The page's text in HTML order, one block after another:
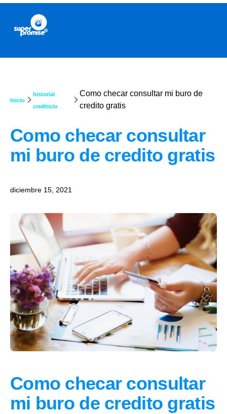
Inicio
historial
crediticio
Como checar consultar mi buro de
credito gratis
Como checar consultar
mi buro de credito gratis
diciembre 15, 2021
Como checar consultar
mi buro de credito gratis